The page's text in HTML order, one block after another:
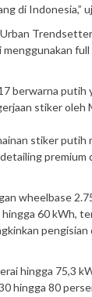
di Indonesia,”
berwarna putih
stiker oleh
stiker putih
premium
wheelbase
60 kWh,
hingga 75,3
hingga 80